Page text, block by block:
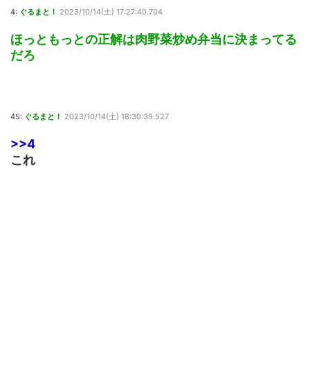
4: ぐるまと！ 2023/10/14(土) 17:27:40.704
ほっともっとの正解は肉野菜炒め弁当に決まってる
だろ
45: ぐるまと！ 2023/10/14(土) 18:30:39.527
>>4
これ